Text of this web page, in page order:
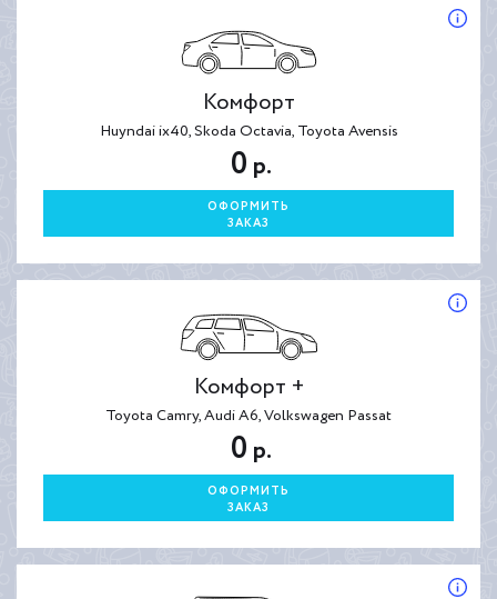
Комфорт
Huyndai ix40, Skoda Octavia, Toyota Avensis
0 р.
ОФОРМИТЬ
ЗАКАЗ
Комфорт +
Toyota Camry, Audi A6, Volkswagen Passat
0 р.
ОФОРМИТЬ
ЗАКАЗ